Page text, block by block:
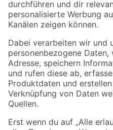
Folge uns
Zahlungsarten
Sicher einkaufen